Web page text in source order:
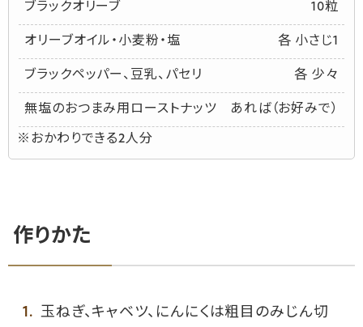
ブラックオリーブ 10粒
オリーブオイル・小麦粉・塩 各 小さじ1
ブラックペッパー、豆乳、パセリ 各 少々
無塩のおつまみ用ローストナッツ あれば（お好みで）
※おかわりできる2人分
作りかた
玉ねぎ、キャベツ、にんにくは粗目のみじん切